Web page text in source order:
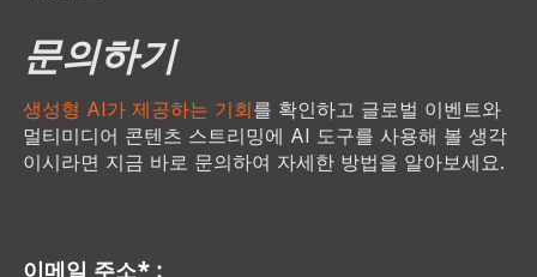
문의하기
생성형 AI가 제공하는 기회를 확인하고 글로벌 이벤트와
멀티미디어 콘텐츠 스트리밍에 AI 도구를 사용해 볼 생각
이시라면 지금 바로 문의하여 자세한 방법을 알아보세요.
이메일 주소* :